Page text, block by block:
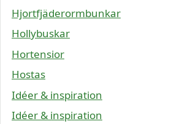
Hjortfjäderormbunkar
Hollybuskar
Hortensior
Hostas
Idéer & inspiration
Idéer & inspiration